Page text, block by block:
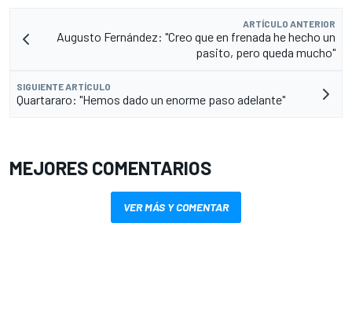
ARTÍCULO ANTERIOR
Augusto Fernández: "Creo que en frenada he hecho un
pasito, pero queda mucho"
SIGUIENTE ARTÍCULO
Quartararo: "Hemos dado un enorme paso adelante"
MEJORES COMENTARIOS
VER MÁS Y COMENTAR